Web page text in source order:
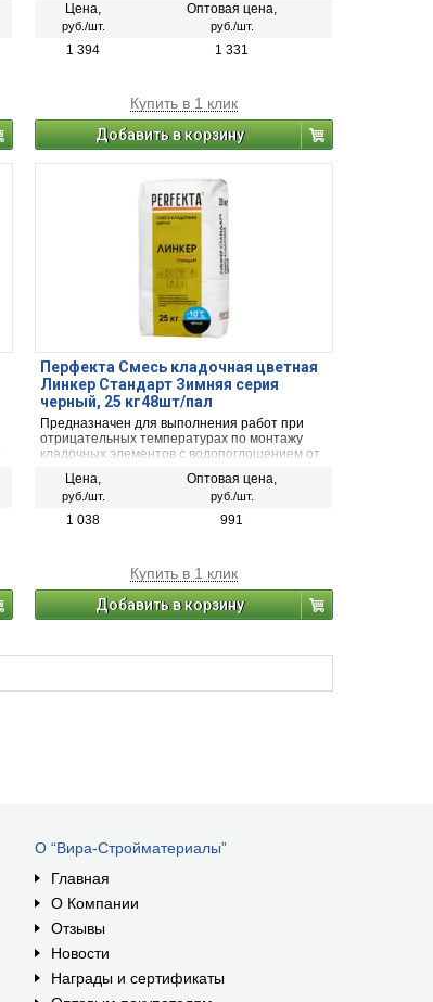
облицовочный керамический кирпич, рядовой
керамический и плотный силикатный кирпич,
кирпичи или блоки из бетона и натурального
Цена,
руб./шт.
Оптовая цена,
руб./шт.
1 394 1 331
Купить в 1 клик
Добавить в корзину
Перфекта Смесь кладочная цветная
Линкер Стандарт Зимняя серия
черный, 25 кг48шт/пал
Предназначен для выполнения работ при
отрицательных температурах по монтажу
кладочных элементов с водопоглощением от
облицовочный керамический кирпич, рядовой
керамический и плотный силикатный кирпич,
кирпичи или блоки из бетона и натурального
Цена,
руб./шт.
Оптовая цена,
руб./шт.
1 038 991
Купить в 1 клик
Добавить в корзину
О “Вира-Стройматериалы”
Главная
О Компании
Отзывы
Новости
Награды и сертификаты